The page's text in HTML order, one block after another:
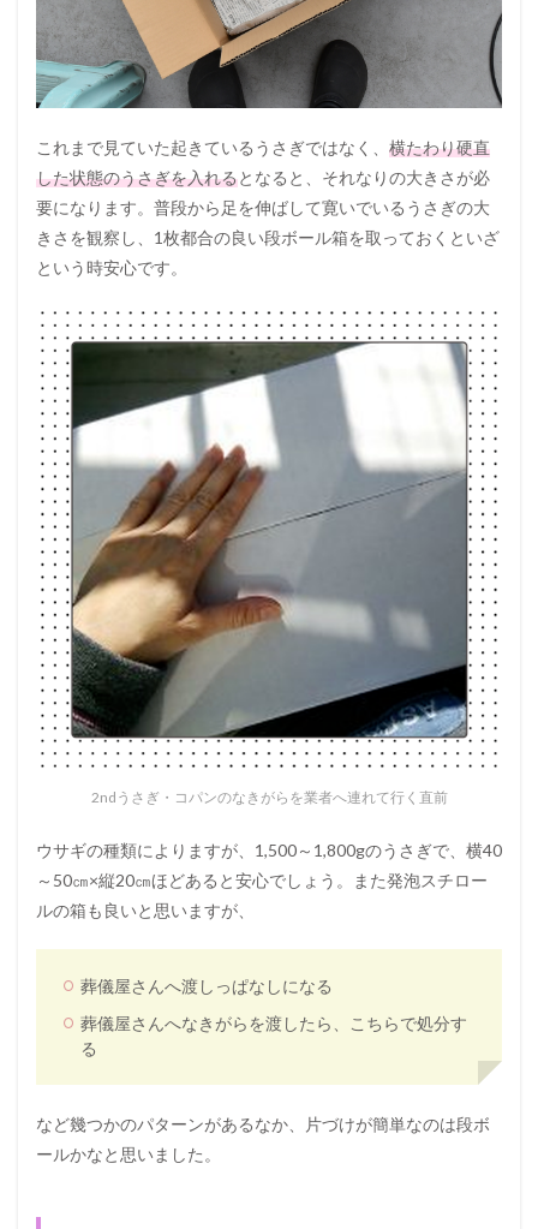
これまで見ていた起きているうさぎではなく、 横たわり硬直
した状態のうさぎを入れるとなると、それなりの大きさが必
要になります。普段から足を伸ばして寛いでいるうさぎの大
きさを観察し、1枚都合の良い段ボール箱を取っておくといざ
という時安心です。
2ndうさぎ・コパンのなきがらを業者へ連れて行く直前
ウサギの種類によりますが、1,500～1,800gのうさぎで、横40
～50㎝×縦20㎝ほどあると安心でしょう。また発泡スチロー
ルの箱も良いと思いますが、
葬儀屋さんへ渡しっぱなしになる
葬儀屋さんへなきがらを渡したら、こちらで処分す
る
など幾つかのパターンがあるなか、片づけが簡単なのは段ボ
ールかなと思いました。